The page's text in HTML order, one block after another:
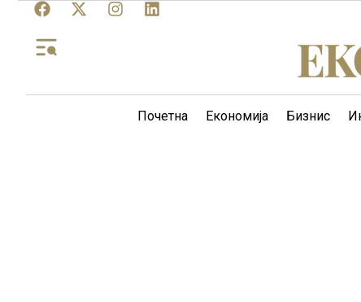
Почетна Економија Бизнис